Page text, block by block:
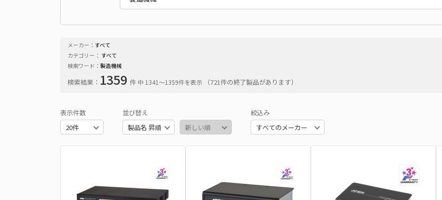
メーカー： すべて
カテゴリー： すべて
検索ワード： 製造機械
検索結果： 1359 件 中 1341〜1359件を表示 （721件の終了製品があります）
表示件数 並び替え
絞込み